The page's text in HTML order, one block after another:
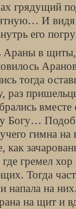
грядущий
И видя
его
Араны в
тогда
раз
Богу…
гимна
как
гремел
Тогда
на
на щит и